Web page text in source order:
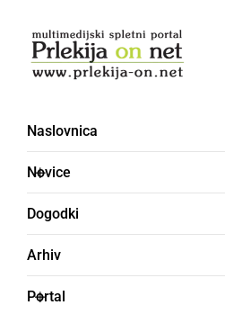
Naslovnica
Novice
Dogodki
Arhiv
Portal
Broken Trigger